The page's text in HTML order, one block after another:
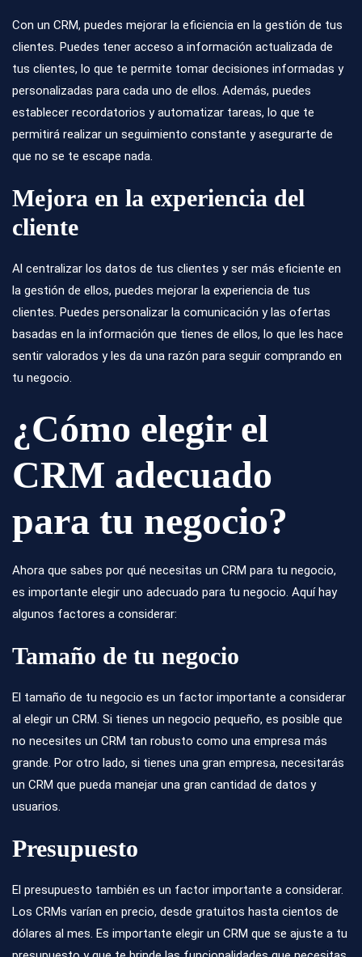
Con un CRM, puedes mejorar la eficiencia en la gestión de tus
clientes. Puedes tener acceso a información actualizada de
tus clientes, lo que te permite tomar decisiones informadas y
personalizadas para cada uno de ellos. Además, puedes
establecer recordatorios y automatizar tareas, lo que te
permitirá realizar un seguimiento constante y asegurarte de
que no se te escape nada.
Mejora en la experiencia del
cliente
Al centralizar los datos de tus clientes y ser más eficiente en
la gestión de ellos, puedes mejorar la experiencia de tus
clientes. Puedes personalizar la comunicación y las ofertas
basadas en la información que tienes de ellos, lo que les hace
sentir valorados y les da una razón para seguir comprando en
tu negocio.
¿Cómo elegir el
CRM adecuado
para tu negocio?
Ahora que sabes por qué necesitas un CRM para tu negocio,
es importante elegir uno adecuado para tu negocio. Aquí hay
algunos factores a considerar:
Tamaño de tu negocio
El tamaño de tu negocio es un factor importante a considerar
al elegir un CRM. Si tienes un negocio pequeño, es posible que
no necesites un CRM tan robusto como una empresa más
grande. Por otro lado, si tienes una gran empresa, necesitarás
un CRM que pueda manejar una gran cantidad de datos y
usuarios.
Presupuesto
El presupuesto también es un factor importante a considerar.
Los CRMs varían en precio, desde gratuitos hasta cientos de
dólares al mes. Es importante elegir un CRM que se ajuste a tu